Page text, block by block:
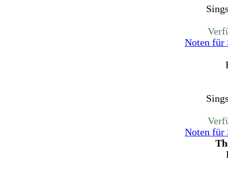
Noten für
Noten für